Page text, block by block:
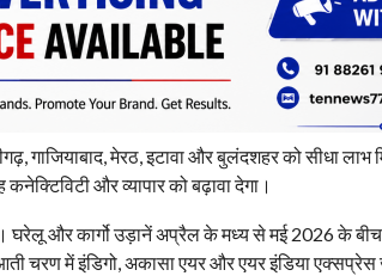
गाजियाबाद, मेरठ, इटावा और बुलंदशहर को सीधा लाभ
और व्यापार को बढ़ावा देगा।
घरेलू और कार्गो उड़ानें अप्रैल के मध्य से मई 2026 के
चरण में इंडिगो, अकासा एयर और एयर इंडिया